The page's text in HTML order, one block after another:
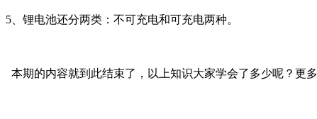
5、锂电池还分两类：不可充电和可充电两种。
本期的内容就到此结束了，以上知识大家学会了多少呢？更